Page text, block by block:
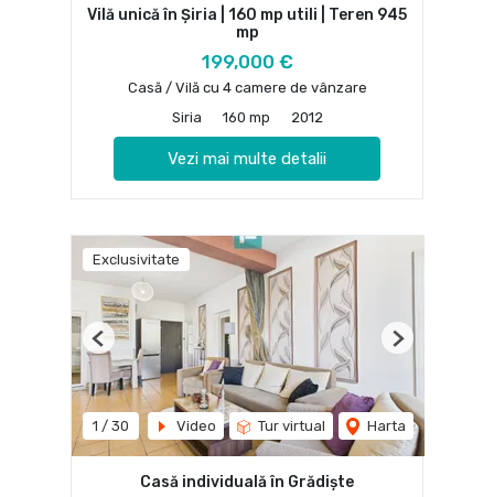
Vilă unică în Șiria | 160 mp utili | Teren 945
mp
199,000 €
Casă / Vilă cu 4 camere de vânzare
Siria
160 mp 2012
Vezi mai multe detalii
Exclusivitate
1 / 30 Video Tur virtual Harta
Previous Next
Casă individuală în Grădiște